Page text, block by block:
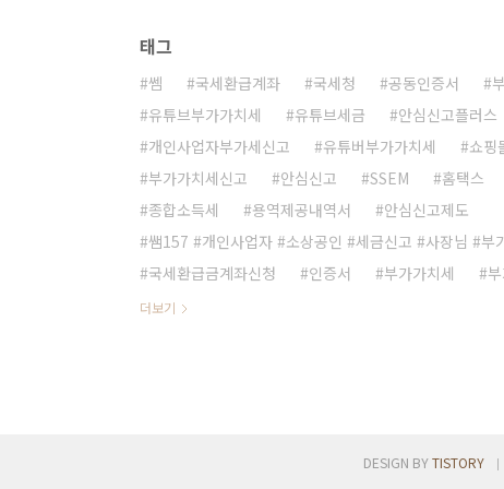
태그
쎔 국세환급계좌 국세청 공동인증서
유튜브부가가치세
유튜브세금 안심신고플러스
개인사업자부가세신고
유튜버부가가치세 쇼핑
부가가치세신고
안심신고 SSEM 홈택스
종합소득세
용역제공내역서
안심신고제도
쌤157 #개인사업자 #소상공인 #세금신고 #사장님 #부
국세환급금계좌신청
인증서 부가가치세
더보기
DESIGN BYTISTORY